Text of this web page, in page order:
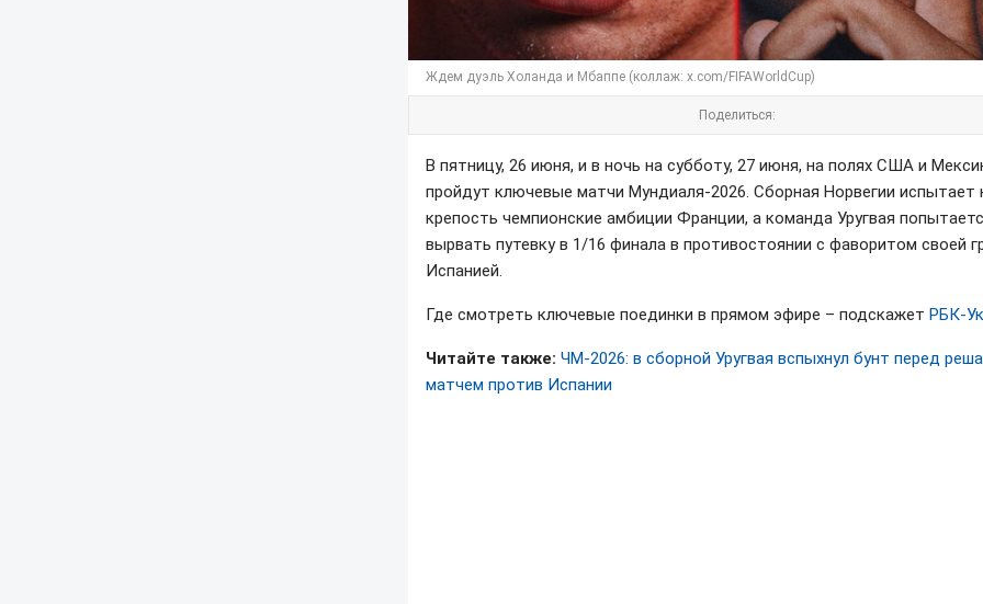
Ждем дуэль Холанда и Мбаппе (коллаж: x.com/FIFAWorldCup)
Поделиться:
В пятницу, 26 июня, и в ночь на субботу, 27 июня, на полях США и
пройдут ключевые матчи Мундиаля-2026. Сборная Норвегии испытает
крепость чемпионские амбиции Франции, а команда Уругвая
вырвать путевку в 1/16 финала в противостоянии с фаворитом своей
Испанией.
Где смотреть ключевые поединки в прямом эфире – подскажет РБК-
Читайте также: ЧМ-2026: в сборной Уругвая вспыхнул бунт перед
матчем против Испании